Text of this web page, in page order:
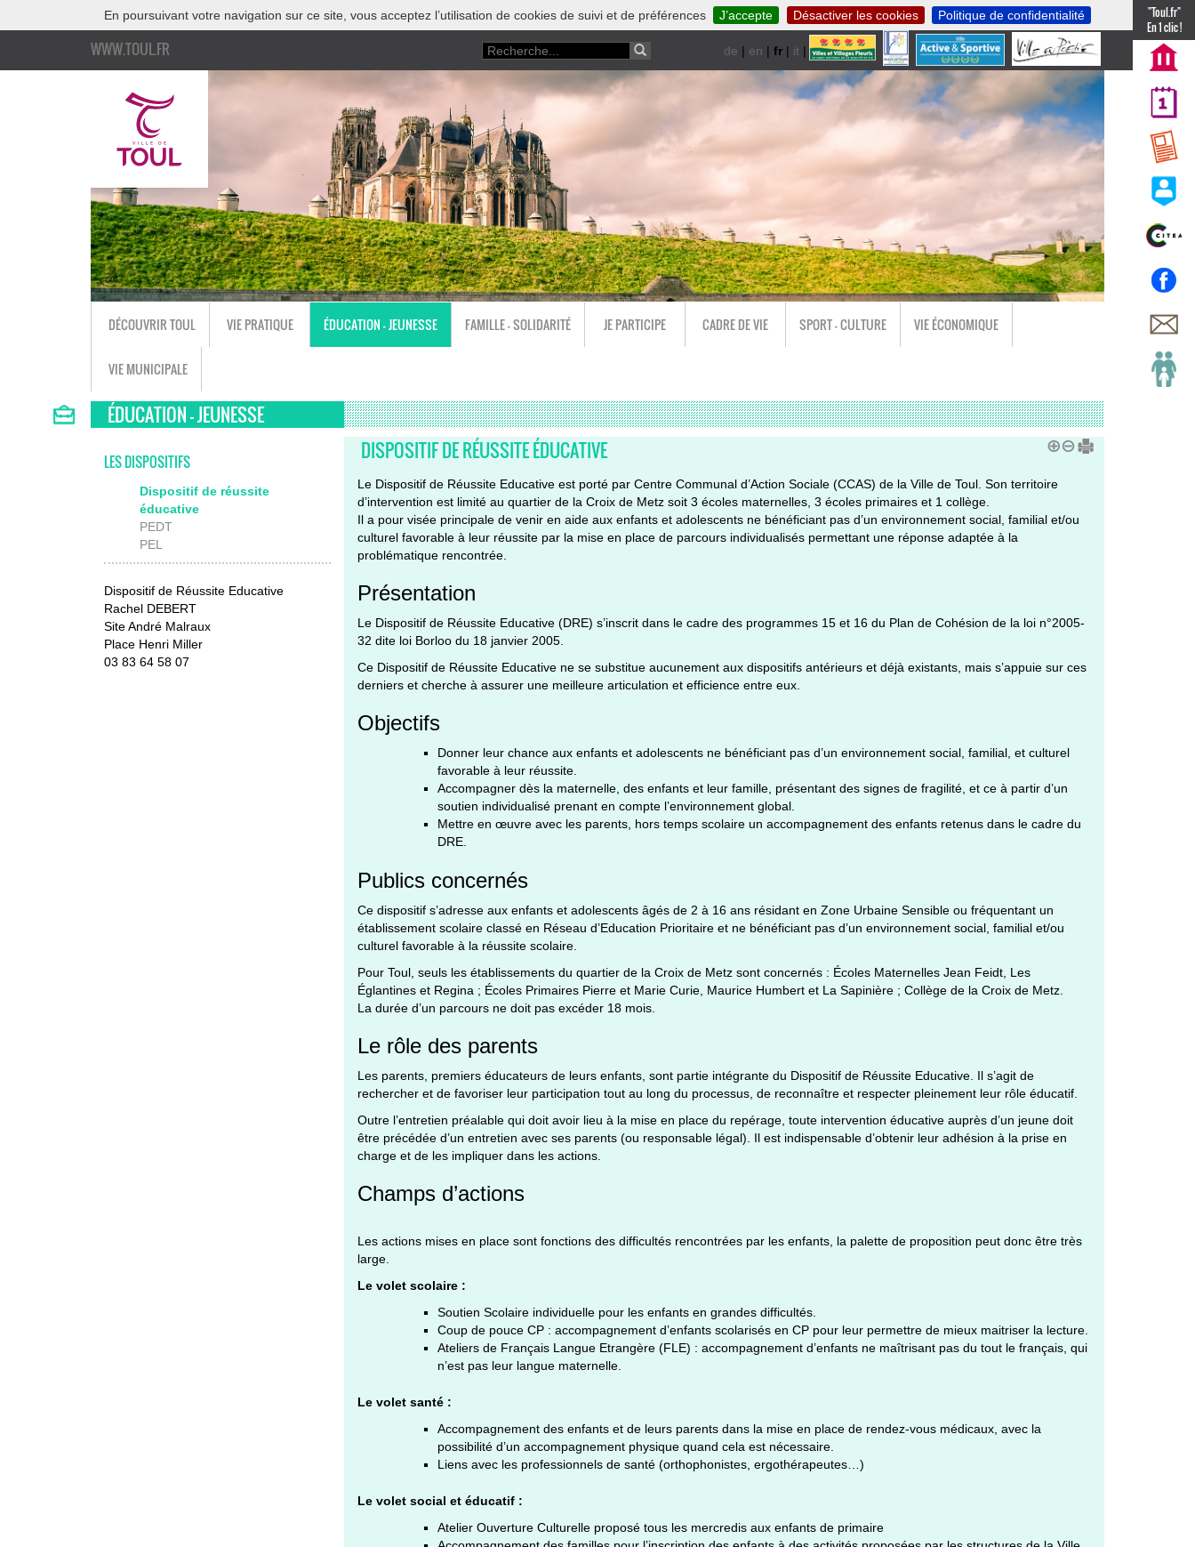
En poursuivant votre navigation sur ce site, vous acceptez l’utilisation de cookies de suivi et de préférences J’accepte Désactiver les cookies Politique de confidentialité
WWW.TOUL.FR de | en | fr | it |nl
"Toul.fr"
En 1 clic !
DÉCOUVRIR TOUL VIE PRATIQUE ÉDUCATION - JEUNESSE FAMILLE - SOLIDARITÉ JE PARTICIPE CADRE DE VIE SPORT - CULTURE VIE ÉCONOMIQUE
VIE MUNICIPALE
ÉDUCATION - JEUNESSE
LES DISPOSITIFS
Dispositif de réussite
éducative
PEDT
PEL
Dispositif de Réussite Educative
Rachel DEBERT
Site André Malraux
Place Henri Miller
03 83 64 58 07
DISPOSITIF DE RÉUSSITE ÉDUCATIVE
Le Dispositif de Réussite Educative est porté par Centre Communal d’Action Sociale (CCAS) de la Ville de Toul. Son territoire
d’intervention est limité au quartier de la Croix de Metz soit 3 écoles maternelles, 3 écoles primaires et 1 collège.
Il a pour visée principale de venir en aide aux enfants et adolescents ne bénéficiant pas d’un environnement social, familial et/ou
culturel favorable à leur réussite par la mise en place de parcours individualisés permettant une réponse adaptée à la
problématique rencontrée.
Présentation
Le Dispositif de Réussite Educative (DRE) s’inscrit dans le cadre des programmes 15 et 16 du Plan de Cohésion de la loi n°2005-
32 dite loi Borloo du 18 janvier 2005.
Ce Dispositif de Réussite Educative ne se substitue aucunement aux dispositifs antérieurs et déjà existants, mais s’appuie sur ces
derniers et cherche à assurer une meilleure articulation et efficience entre eux.
Objectifs
Donner leur chance aux enfants et adolescents ne bénéficiant pas d’un environnement social, familial, et culturel
favorable à leur réussite.
Accompagner dès la maternelle, des enfants et leur famille, présentant des signes de fragilité, et ce à partir d’un
soutien individualisé prenant en compte l’environnement global.
Mettre en œuvre avec les parents, hors temps scolaire un accompagnement des enfants retenus dans le cadre du
DRE.
Publics concernés
Ce dispositif s’adresse aux enfants et adolescents âgés de 2 à 16 ans résidant en Zone Urbaine Sensible ou fréquentant un
établissement scolaire classé en Réseau d’Education Prioritaire et ne bénéficiant pas d’un environnement social, familial et/ou
culturel favorable à la réussite scolaire.
Pour Toul, seuls les établissements du quartier de la Croix de Metz sont concernés : Écoles Maternelles Jean Feidt, Les
Églantines et Regina ; Écoles Primaires Pierre et Marie Curie, Maurice Humbert et La Sapinière ; Collège de la Croix de Metz.
La durée d’un parcours ne doit pas excéder 18 mois.
Le rôle des parents
Les parents, premiers éducateurs de leurs enfants, sont partie intégrante du Dispositif de Réussite Educative. Il s’agit de
rechercher et de favoriser leur participation tout au long du processus, de reconnaître et respecter pleinement leur rôle éducatif.
Outre l’entretien préalable qui doit avoir lieu à la mise en place du repérage, toute intervention éducative auprès d’un jeune doit
être précédée d’un entretien avec ses parents (ou responsable légal). Il est indispensable d’obtenir leur adhésion à la prise en
charge et de les impliquer dans les actions.
Champs d’actions
Les actions mises en place sont fonctions des difficultés rencontrées par les enfants, la palette de proposition peut donc être très
large.
Le volet scolaire :
Soutien Scolaire individuelle pour les enfants en grandes difficultés.
Coup de pouce CP : accompagnement d’enfants scolarisés en CP pour leur permettre de mieux maitriser la lecture.
Ateliers de Français Langue Etrangère (FLE) : accompagnement d’enfants ne maîtrisant pas du tout le français, qui
n’est pas leur langue maternelle.
Le volet santé :
Accompagnement des enfants et de leurs parents dans la mise en place de rendez-vous médicaux, avec la
possibilité d’un accompagnement physique quand cela est nécessaire.
Liens avec les professionnels de santé (orthophonistes, ergothérapeutes…)
Le volet social et éducatif :
Atelier Ouverture Culturelle proposé tous les mercredis aux enfants de primaire